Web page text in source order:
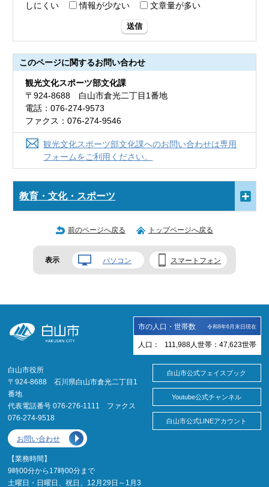
しにくい
情報が少ない 文章量が多い
送信
このページに関するお問い合わせ
観光文化スポーツ部文化課
〒924-8688 白山市倉光二丁目1番地
電話：076-274-9573
ファクス：076-274-9546
観光文化スポーツ部文化課へのお問い合わせは専用
フォームをご利用ください。
教育・文化・スポーツ
前のページへ戻る トップページへ戻る
表示 パソコン スマートフォン
市の人口・世帯数 令和8年6月末日現在
人口： 111,988 人 世帯： 47,623世帯
白山市役所
〒924-8688 石川県白山市倉光二丁目1
番地
代表電話番号 076-276-1111 ファクス
076-274-9518
お問い合わせ
【業務時間】
9時00分から17時00分まで
土曜日・日曜日、祝日、12月29日～1月3
白山市公式フェイスブック
Youtube公式チャンネル
白山市公式LINEアカウント